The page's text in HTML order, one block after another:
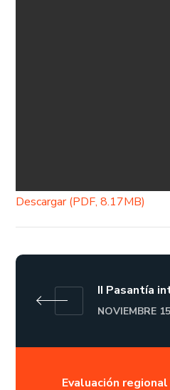
Descargar (PDF, 8.17MB)
II Pasantía
NOVIEMBRE
Evaluación